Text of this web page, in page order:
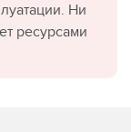
Ни
ресурсами